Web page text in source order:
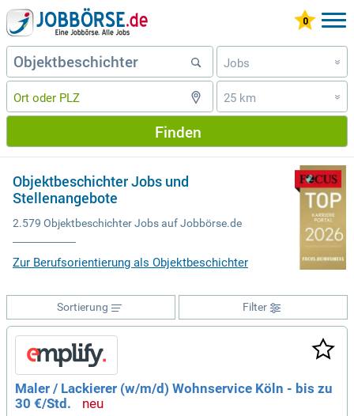
Jobs »
25 km »
Finden
Objektbeschichter Jobs und
Stellenangebote
2.579 Objektbeschichter Jobs auf Jobbörse.de
Zur Berufsorientierung als Objektbeschichter
Filter
Sortierung
Maler / Lackierer (w/m/d) Wohnservice Köln - bis zu
30 €/Std.